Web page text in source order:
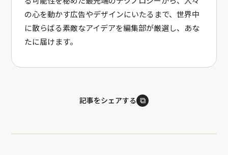
の心を動かす広告やデザインにいたるまで、世界中
に散らばる素敵なアイデアを編集部が厳選し、あな
たに届けます。
記事をシェアする ⧉